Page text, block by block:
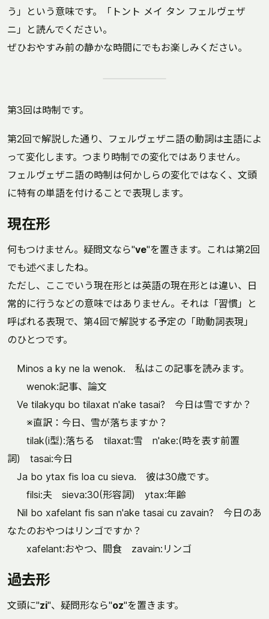
う」という意味です。「トント メイ タン フェルヴェザ
ニ」と読んでください。
ぜひおやすみ前の静かな時間にでもお楽しみください。
第3回は時制です。
第2回で解説した通り、フェルヴェザニ語の動詞は主語によ
って変化します。つまり時制での変化ではありません。
フェルヴェザニ語の時制は何かしらの変化ではなく、文頭
に特有の単語を付けることで表現します。
現在形
何もつけません。疑問文なら"ve"を置きます。これは第2回
でも述べましたね。
ただし、ここでいう現在形とは英語の現在形とは違い、日
常的に行うなどの意味ではありません。それは「習慣」と
呼ばれる表現で、第4回で解説する予定の「助動詞表現」
のひとつです。
Minos a ky ne la wenok. 私はこの記事を読みます。
wenok:記事、論文
Ve tilakyqu bo tilaxat n'ake tasai? 今日は雪ですか？
※直訳：今日、雪が落ちますか？
tilak(i型):落ちる tilaxat:雪 n'ake:(時を表す前置
詞) tasai:今日
Ja bo ytax fis loa cu sieva. 彼は30歳です。
filsi:夫 sieva:30(形容詞) ytax:年齢
Nil bo xafelant fis san n'ake tasai cu zavain? 今日のあ
なたのおやつはリンゴですか？
xafelant:おやつ、間食 zavain:リンゴ
過去形
文頭に"zi"、疑問形なら"oz"を置きます。